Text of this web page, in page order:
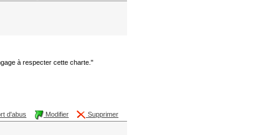
à respecter cette charte."
d'abus Modifier Supprimer